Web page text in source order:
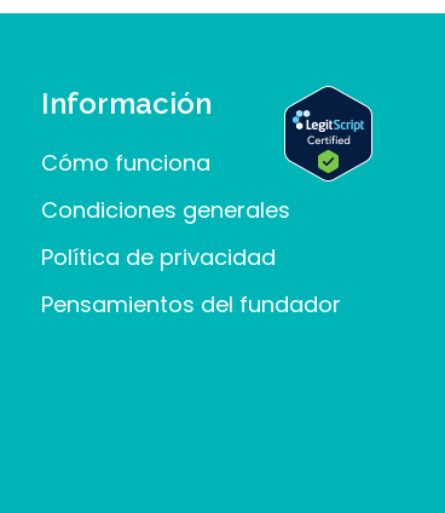
Información
Cómo funciona
Condiciones generales
Política de privacidad
Pensamientos del fundador